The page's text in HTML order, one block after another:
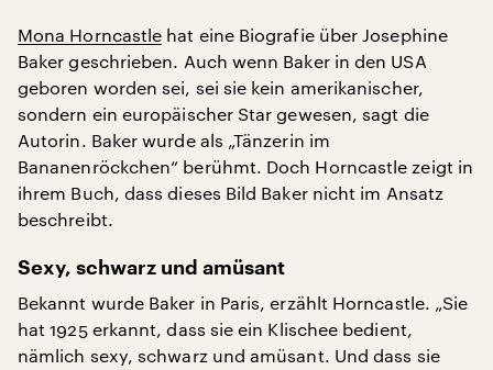
Mona Horncastle hat eine Biografie über Josephine
Baker geschrieben. Auch wenn Baker in den USA
geboren worden sei, sei sie kein amerikanischer,
sondern ein europäischer Star gewesen, sagt die
Autorin. Baker wurde als „Tänzerin im
Bananenröckchen“ berühmt. Doch Horncastle zeigt in
ihrem Buch, dass dieses Bild Baker nicht im Ansatz
beschreibt.
Sexy, schwarz und amüsant
Bekannt wurde Baker in Paris, erzählt Horncastle. „Sie
hat 1925 erkannt, dass sie ein Klischee bedient,
nämlich sexy, schwarz und amüsant. Und dass sie